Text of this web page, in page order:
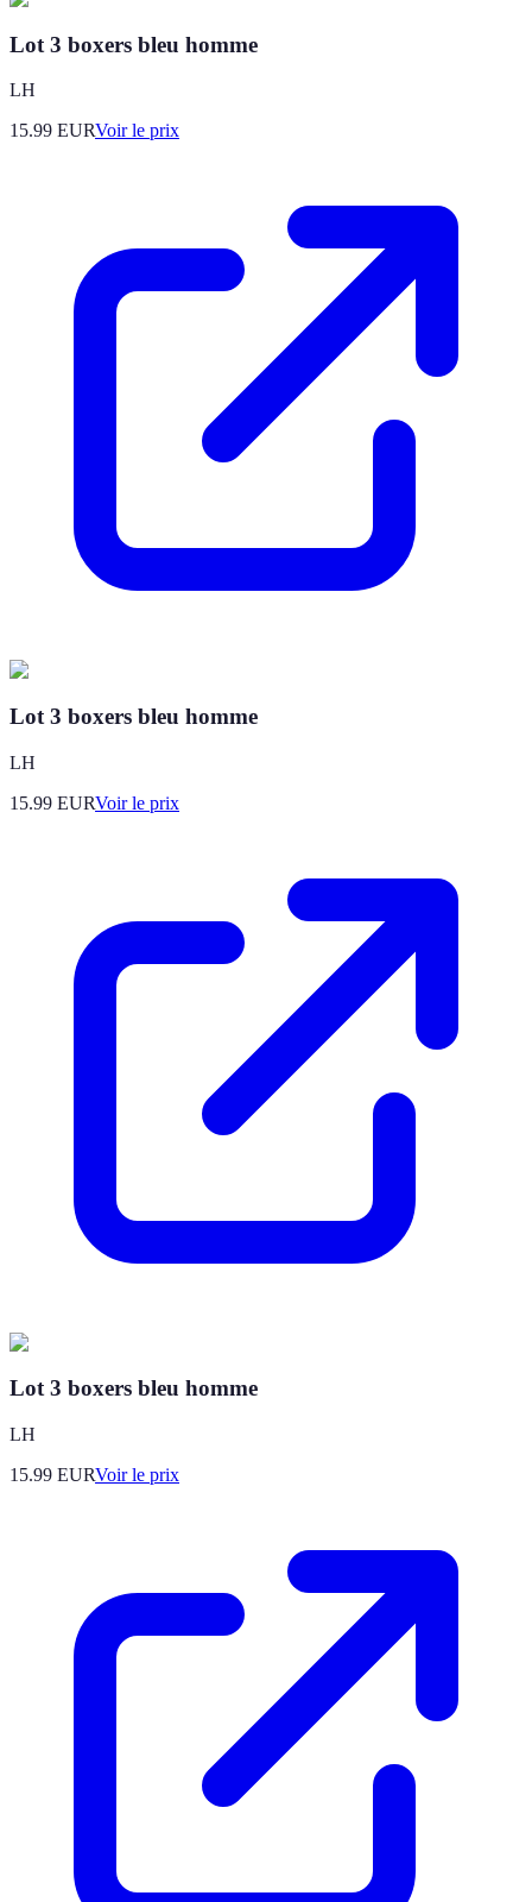
Lot 3 boxers bleu homme
LH
15.99 EURVoir le prix
Lot 3 boxers bleu homme
LH
15.99 EURVoir le prix
Lot 3 boxers bleu homme
LH
15.99 EURVoir le prix